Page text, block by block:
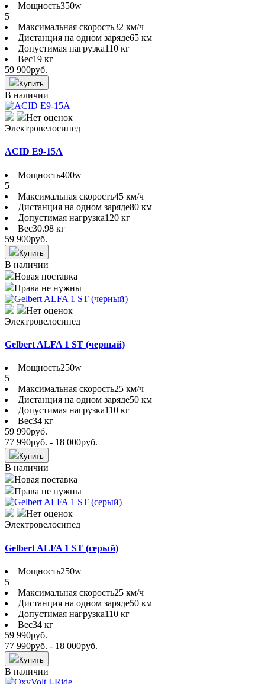
Мощность350w
5
Максимальная скорость32 км/ч
Дистанция на одном заряде65 км
Допустимая нагрузка110 кг
Вес19 кг
59 900руб.
Купить
В наличии
Нет оценок
Электровелосипед
ACID E9-15A
Мощность400w
5
Максимальная скорость45 км/ч
Дистанция на одном заряде80 км
Допустимая нагрузка120 кг
Вес30.98 кг
59 900руб.
Купить
В наличии
Новая поставка
Права не нужны
Нет оценок
Электровелосипед
Gelbert ALFA 1 ST (черный)
Мощность250w
5
Максимальная скорость25 км/ч
Дистанция на одном заряде50 км
Допустимая нагрузка110 кг
Вес34 кг
59 990руб.
77 990руб. - 18 000руб.
Купить
В наличии
Новая поставка
Права не нужны
Нет оценок
Электровелосипед
Gelbert ALFA 1 ST (серый)
Мощность250w
5
Максимальная скорость25 км/ч
Дистанция на одном заряде50 км
Допустимая нагрузка110 кг
Вес34 кг
59 990руб.
77 990руб. - 18 000руб.
Купить
В наличии